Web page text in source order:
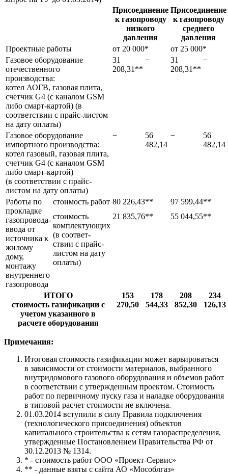
Присоединение
к газопроводу
низкого
давления
Присоединение
к газопроводу
среднего
давления
Проектные работы
от 20 000*
от 25 000*
Газовое оборудование
отечественного
производства:
котел АОГВ, газовая плита,
счетчик G4 (с каналом GSM
либо смарт-картой) (в
соответствии с прайс-листом
на дату оплаты)
31
208,31**
−
31
208,31**
−
Газовое оборудование
импортного производства:
котел газовый, газовая плита,
счетчик G4 (с каналом GSM
либо смарт-картой)
(в соответствии с прайс-
листом на дату оплаты)
−
56
482,14
−
56
482,14
Работы по
прокладке
газопровода-
ввода от
источника к
жилому
дому,
монтажу
внутреннего
газопровода
стоимость работ 80 226,43**
97 599,44**
стоимость
комплектующих
(в соответ-
ствии с прайс-
листом на дату
оплаты)
21 835,76** 55 044,55**
ИТОГО
стоимость газификации с
учетом указанного в
расчете оборудования
153
270,50
178
544,33
208
852,30
234
126,13
Примечания:
Итоговая стоимость газификации может варьироваться
в зависимости от стоимости материалов, выбранного
внутридомового газового оборудования и объемов работ
в соответствии с утвержденным проектом. Стоимость
работ по первичному пуску газа и наладке оборудования
в типовой расчет стоимости не включена.
01.03.2014 вступили в силу Правила подключения
(технологического присоединения) объектов
капитального строительства к сетям газораспределения,
утвержденные Постановлением Правительства РФ от
30.12.2013 № 1314.
* - стоимость работ ООО «Проект-Сервис»
** - данные взяты с сайта АО «Мособлгаз»